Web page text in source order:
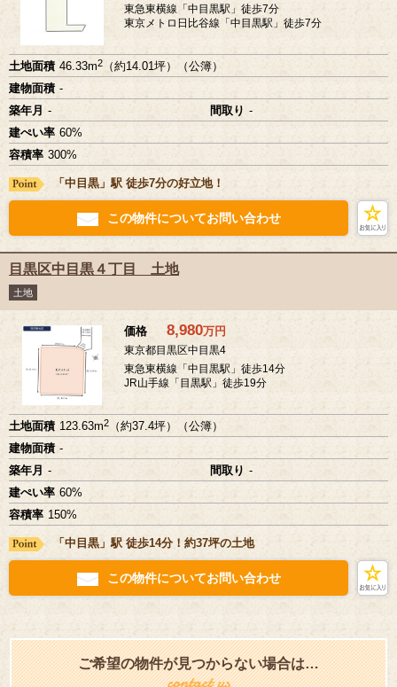
東急東横線「中目黒駅」徒歩7分
東京メトロ日比谷線「中目黒駅」徒歩7分
土地面積 46.33m2
（約14.01坪）（公簿）
建物面積 -
築年月 - 間取り -
建ぺい率 60%
容積率 300%
「中目黒」駅 徒歩7分の好立地！
この物件についてお問い合わせ
目黒区中目黒４丁目 土地
土地
価格 8,980万円
東京都目黒区中目黒4
東急東横線「中目黒駅」徒歩14分
JR山手線「目黒駅」徒歩19分
土地面積 123.63m2
（約37.4坪）（公簿）
建物面積 -
築年月 - 間取り -
建ぺい率 60%
容積率 150%
「中目黒」駅 徒歩14分！約37坪の土地
この物件についてお問い合わせ
ご希望の物件が見つからない場合は…